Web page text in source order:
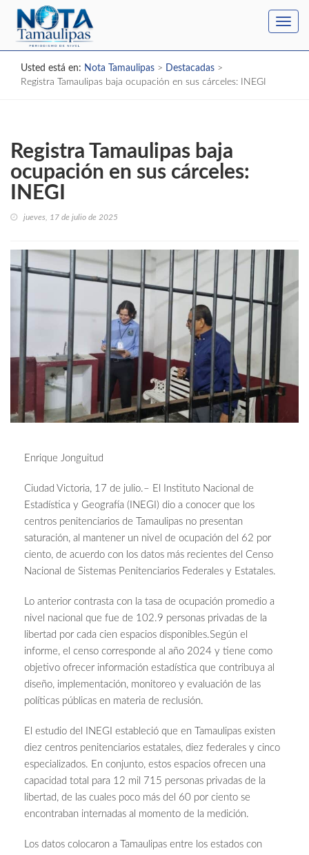
Usted está en: Nota Tamaulipas > Destacadas >
Registra Tamaulipas baja ocupación en sus cárceles: INEGI
Registra Tamaulipas baja
ocupación en sus cárceles:
INEGI
jueves, 17 de julio de 2025
Enrique Jonguitud
Ciudad Victoria, 17 de julio.– El Instituto Nacional de
Estadística y Geografía (INEGI) dio a conocer que los
centros penitenciarios de Tamaulipas no presentan
saturación, al mantener un nivel de ocupación del 62 por
ciento, de acuerdo con los datos más recientes del Censo
Nacional de Sistemas Penitenciarios Federales y Estatales.
Lo anterior contrasta con la tasa de ocupación promedio a
nivel nacional que fue de 102.9 personas privadas de la
libertad por cada cien espacios disponibles.Según el
informe, el censo corresponde al año 2024 y tiene como
objetivo ofrecer información estadística que contribuya al
diseño, implementación, monitoreo y evaluación de las
políticas públicas en materia de reclusión.
El estudio del INEGI estableció que en Tamaulipas existen
diez centros penitenciarios estatales, diez federales y cinco
especializados. En conjunto, estos espacios ofrecen una
capacidad total para 12 mil 715 personas privadas de la
libertad, de las cuales poco más del 60 por ciento se
encontraban internadas al momento de la medición.
Los datos colocaron a Tamaulipas entre los estados con